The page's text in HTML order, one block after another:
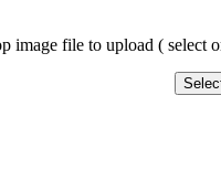
image file to upload ( select